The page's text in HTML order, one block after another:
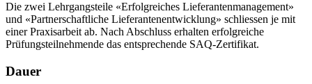
Die zwei Lehr­gangs­tei­le «Er­folg­rei­ches Lie­fe­ran­ten­ma­nage­ment»
und «Part­ner­schaft­li­che Lie­fe­ran­ten­ent­wick­lung» schlies­sen je mit
ei­ner Pra­xis­ar­beit ab. Nach Abschluss erhalten erfolgreiche
Prüfungsteilnehmende das entsprechende SAQ-Zertifikat.
Dauer